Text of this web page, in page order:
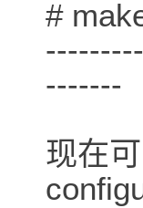
#
-------
现在